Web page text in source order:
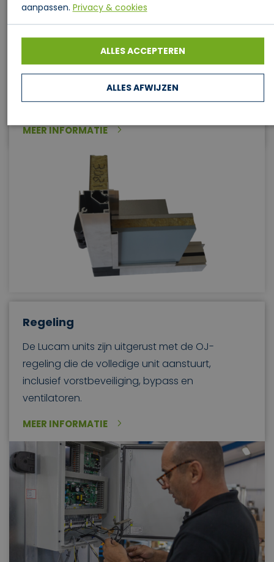
Kastopbouw
De Lucam luchtbehandelingskasten zijn
opgebouwd uit een aluminium koudebrugvrij
kastprofiel waarin de panelen zijn opgenomen.
Deze worden geblokkeerd door middel van een
keg.
MEER INFORMATIE
Regeling
De Lucam units zijn uitgerust met de OJ-
regeling die de volledige unit aanstuurt,
inclusief vorstbeveiliging, bypass en
ventilatoren.
MEER INFORMATIE
aanpassen. Privacy & cookies
ALLES ACCEPTEREN
ALLES AFWIJZEN